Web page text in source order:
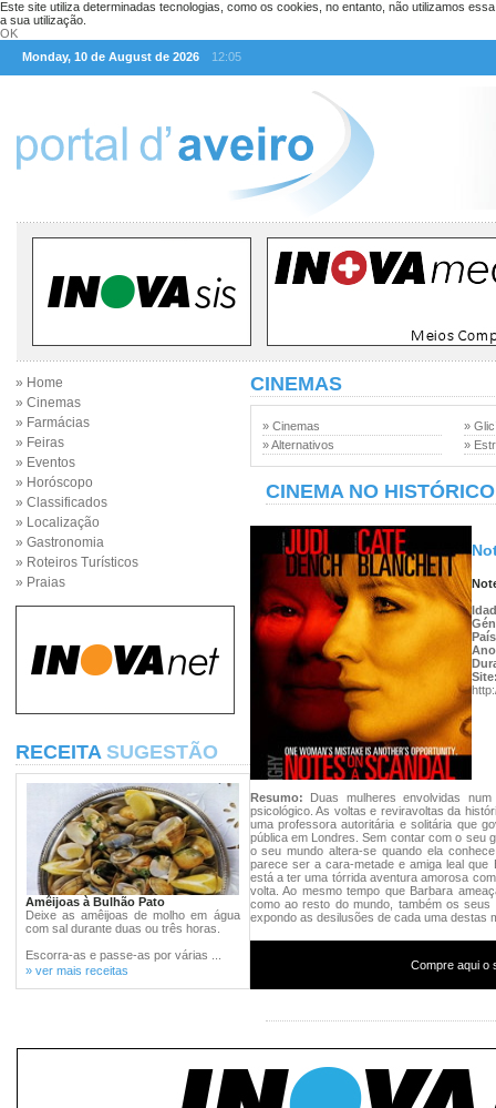
Este site utiliza determinadas tecnologias, como os cookies, no entanto, não utilizamos
a sua utilização.
OK
Monday, 10 de August de 2026
12:05
» Home
» Cinemas
» Farmácias
» Feiras
» Eventos
» Horóscopo
» Classificados
» Localização
» Gastronomia
» Roteiros Turísticos
» Praias
RECEITA SUGESTÃO
Amêijoas à Bulhão Pato
Deixe as amêijoas de molho em água
com sal durante duas ou três horas.
Escorra-as e passe-as por várias ...
» ver mais receitas
CINEMAS
» Cinemas
» Alternativos
»
»
CINEMA NO HISTÓRICO
Resumo: Duas mulheres envolvidas
psicológico. As voltas e reviravoltas da
uma professora autoritária e solitária que
pública em Londres. Sem contar com o seu
o seu mundo altera-se quando ela
parece ser a cara-metade e amiga leal
está a ter uma tórrida aventura amorosa
volta. Ao mesmo tempo que Barbara
como ao resto do mundo, também os
expondo as desilusões de cada uma destas
Compre aqui o